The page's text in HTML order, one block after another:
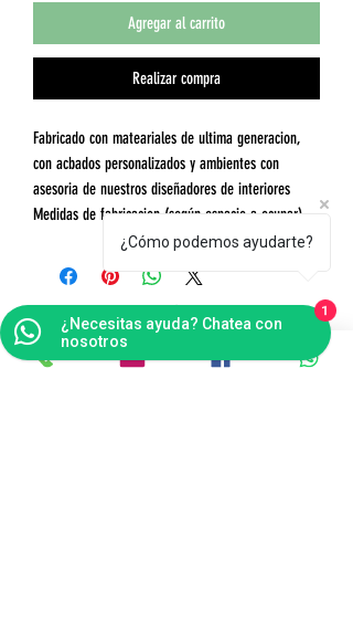
Agregar al carrito
Realizar compra
Fabricado con mateariales de ultima generacion,
con acbados personalizados y ambientes con
asesoria de nuestros diseñadores de interiores
Medidas de fabricacion (según espacio a ocupar).
Contáctanos
¿Cómo podemos ayudarte?
¿Necesitas ayuda? Chatea con
nosotros
1